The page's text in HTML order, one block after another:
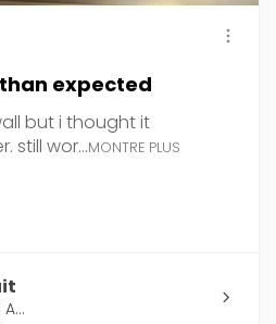
expected
but i thought it
still wor...MONTRE PLUS